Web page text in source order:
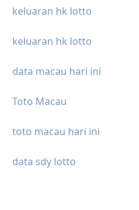
keluaran hk lotto
keluaran hk lotto
data macau hari ini
Toto Macau
toto macau hari ini
data sdy lotto